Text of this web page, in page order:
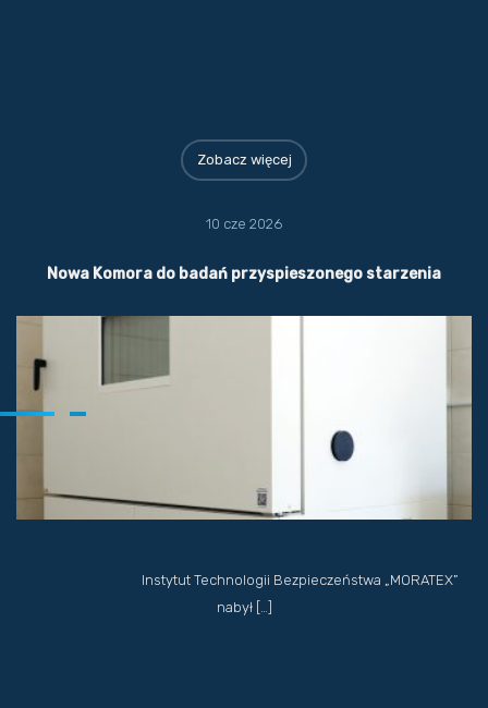
Zobacz więcej
10 cze 2026
Nowa Komora do badań przyspieszonego starzenia
Instytut Technologii Bezpieczeństwa „MORATEX”
nabył […]